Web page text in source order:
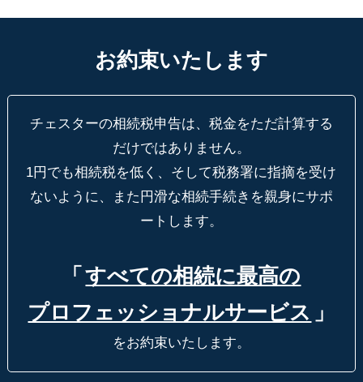
お約束いたします
チェスターの相続税申告は、税金をただ計算する
だけではありません。
1円でも相続税を低く、そして税務署に指摘を受け
ないように、
また円滑な相続手続きを親身にサポ
ートします。
「 すべての相続に最高の
プロフェッショナルサービス 」
をお約束いたします。